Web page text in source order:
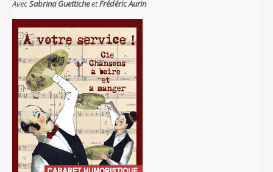
AvecSabrina GuetticheetFrédéric Aurin